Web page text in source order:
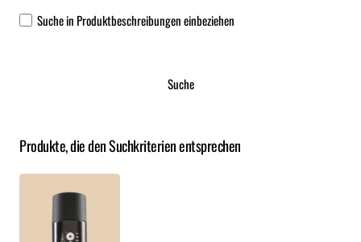
Suche in Produktbeschreibungen einbeziehen
Suche
Produkte, die den Suchkriterien entsprechen